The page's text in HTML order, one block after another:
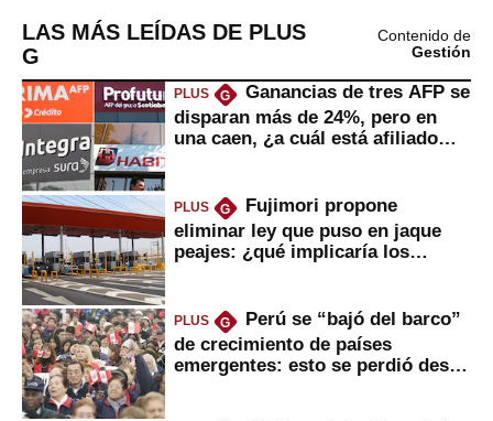
LAS MÁS LEÍDAS DE PLUS
G
Contenido de
Gestión
PLUS G
Ganancias de tres AFP se
disparan más de 24%, pero en
una caen, ¿a cuál está afiliado
PLUS G
Fujimori propone
eliminar ley que puso en jaque
peajes: ¿qué implicaría los
PLUS G
Perú se “bajó del barco”
de crecimiento de países
emergentes: esto se perdió desde